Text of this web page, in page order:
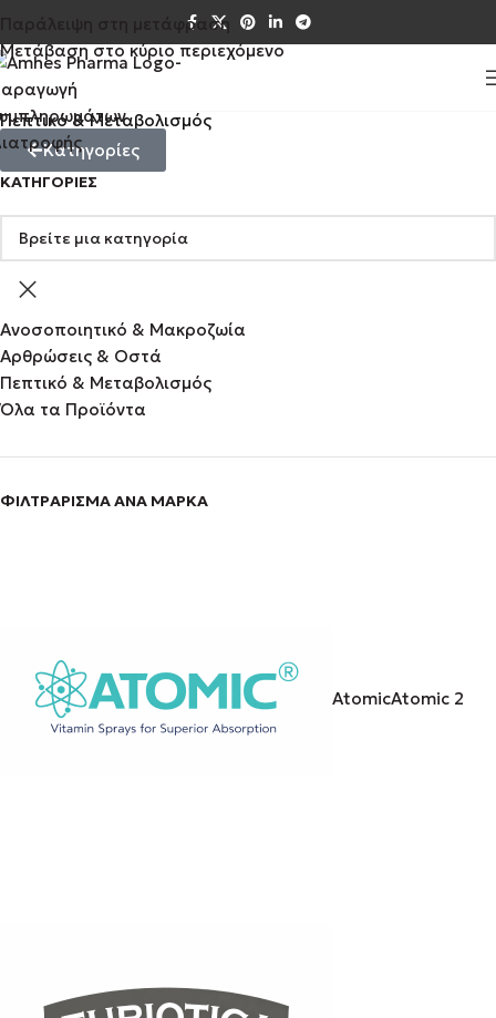
Παράλειψη στη μετάφραση
Μετάβαση στο κύριο περιεχόμενο
Πεπτικό & Μεταβολισμός
Κατηγορίες
ΚΑΤΗΓΟΡΊΕΣ
Ανοσοποιητικό & Μακροζωία
Αρθρώσεις & Οστά
Πεπτικό & Μεταβολισμός
Όλα τα Προϊόντα
ΦΙΛΤΡΑΡΙΣΜΑ ΑΝΑ ΜΑΡΚΑ
AtomicAtomic 2